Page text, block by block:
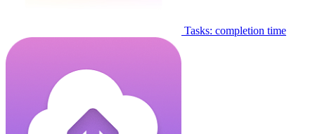
Tasks: completion time